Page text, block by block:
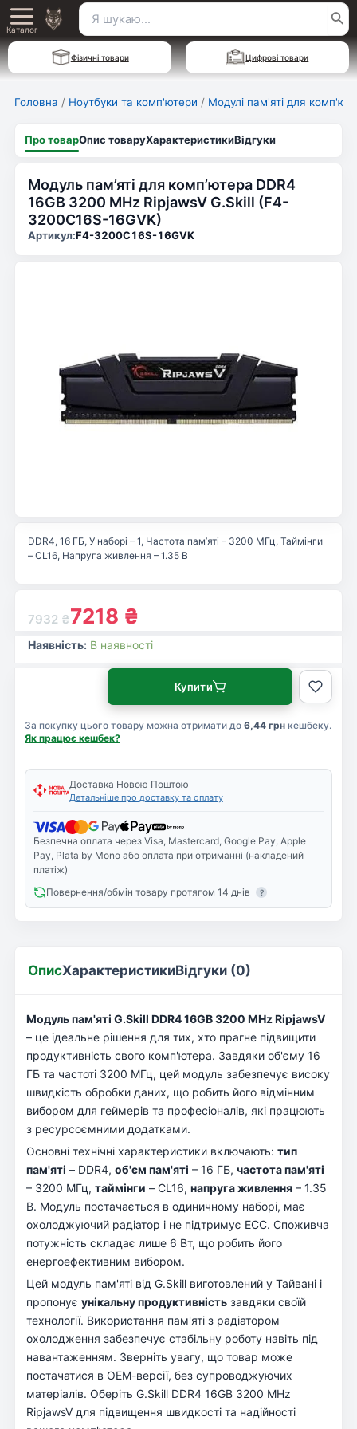
Перейти
до
вмісту
Main
Menu
Каталог
Пошук
для:
Фізичні товари Цифрові товари
Головна / Ноутбуки та комп'ютери / Модулі пам'яті для
Про товарОпис товаруХарактеристикиВідгуки
Модуль пам’яті для комп’ютера DDR4
16GB 3200 MHz RipjawsV G.Skill (F4-
3200C16S-16GVK)
Артикул:F4-3200C16S-16GVK
7932₴7218 ₴
DDR4, 16 ГБ, У наборі – 1, Частота пам’яті – 3200 МГц, Таймінги
– CL16, Напруга живлення – 1.35 В
Наявність: В наявності
За покупку цього товару можна отримати до 6,44 грн кешбеку.
Як працює кешбек?
Купити
Доставка Новою Поштою
Детальніше про доставку та оплату
Безпечна оплата через Visa, Mastercard, Google Pay, Apple
Pay, Plata by Mono або оплата при отриманні (накладений
платіж)
Повернення/обмін товару протягом 14 днів
?
ОписХарактеристикиВідгуки (0)
Модуль пам'яті G.Skill DDR4 16GB 3200 MHz RipjawsV
– це ідеальне рішення для тих, хто прагне підвищити
продуктивність свого комп'ютера. Завдяки об'єму 16
ГБ та частоті 3200 МГц, цей модуль забезпечує високу
швидкість обробки даних, що робить його відмінним
вибором для геймерів та професіоналів, які працюють
з ресурсоємними додатками.
Основні технічні характеристики включають: тип
пам'яті – DDR4, об'єм пам'яті – 16 ГБ, частота пам'яті
– 3200 МГц, таймінги – CL16, напруга живлення – 1.35
В. Модуль постачається в одиничному наборі, має
охолоджуючий радіатор і не підтримує ECC. Споживча
потужність складає лише 6 Вт, що робить його
енергоефективним вибором.
Цей модуль пам'яті від G.Skill виготовлений у Тайвані і
пропонує унікальну продуктивність завдяки своїй
технології. Використання пам'яті з радіатором
охолодження забезпечує стабільну роботу навіть під
навантаженням. Зверніть увагу, що товар може
постачатися в ОЕМ-версії, без супроводжуючих
матеріалів. Оберіть G.Skill DDR4 16GB 3200 MHz
RipjawsV для підвищення швидкості та надійності